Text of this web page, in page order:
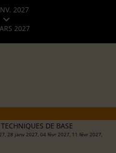
2027
2027
DE BASE
28 janv 2027, 04 févr 2027, 11 févr 2027,